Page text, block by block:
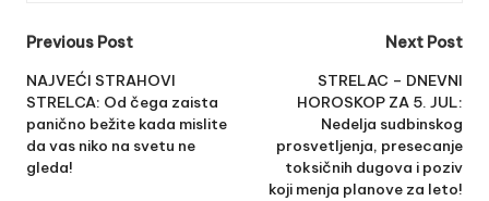
Post
navigation
Previous Post
NAJVEĆI STRAHOVI
STRELCA: Od čega zaista
panično bežite kada mislite
da vas niko na svetu ne
gleda!
Next Post
STRELAC – DNEVNI
HOROSKOP ZA 5. JUL:
Nedelja sudbinskog
prosvetljenja, presecanje
toksičnih dugova i poziv
koji menja planove za leto!